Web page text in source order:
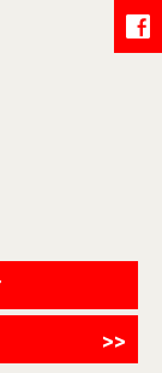
>>